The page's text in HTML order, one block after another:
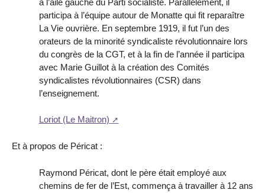
participa à l’équipe autour de Monatte qui fit reparaître
La Vie ouvrière. En septembre 1919, il fut l’un des
orateurs de la minorité syndicaliste révolutionnaire lors
du congrès de la CGT, et à la fin de l’année il participa
avec Marie Guillot à la création des Comités
syndicalistes révolutionnaires (CSR) dans
l’enseignement.
Loriot (Le Maitron)
Et à propos de Péricat :
Raymond Péricat, dont le père était employé aux
chemins de fer de l’Est, commença à travailler à 12 ans